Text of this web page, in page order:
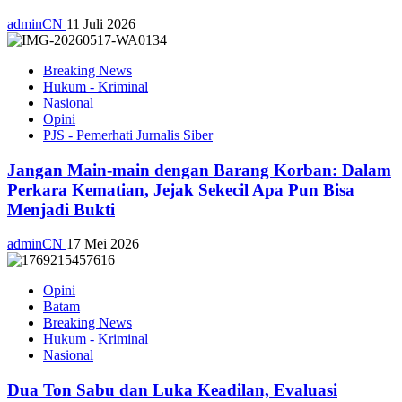
adminCN 11 Juli 2026
Breaking News
Hukum - Kriminal
Nasional
Opini
PJS - Pemerhati Jurnalis Siber
Jangan Main-main dengan Barang Korban: Dalam
Perkara Kematian, Jejak Sekecil Apa Pun Bisa
Menjadi Bukti
adminCN 17 Mei 2026
Opini
Batam
Breaking News
Hukum - Kriminal
Nasional
Dua Ton Sabu dan Luka Keadilan, Evaluasi